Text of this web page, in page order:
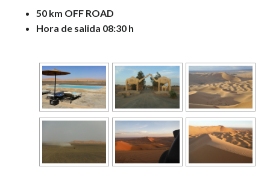
50 km OFF ROAD
Hora de salida 08:30 h